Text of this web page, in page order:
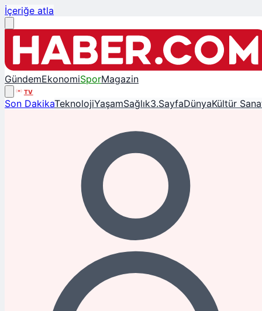
İçeriğe atla
GündemEkonomiSporMagazin
TV
Son DakikaTeknolojiYaşamSağlık3.SayfaDünyaKültür